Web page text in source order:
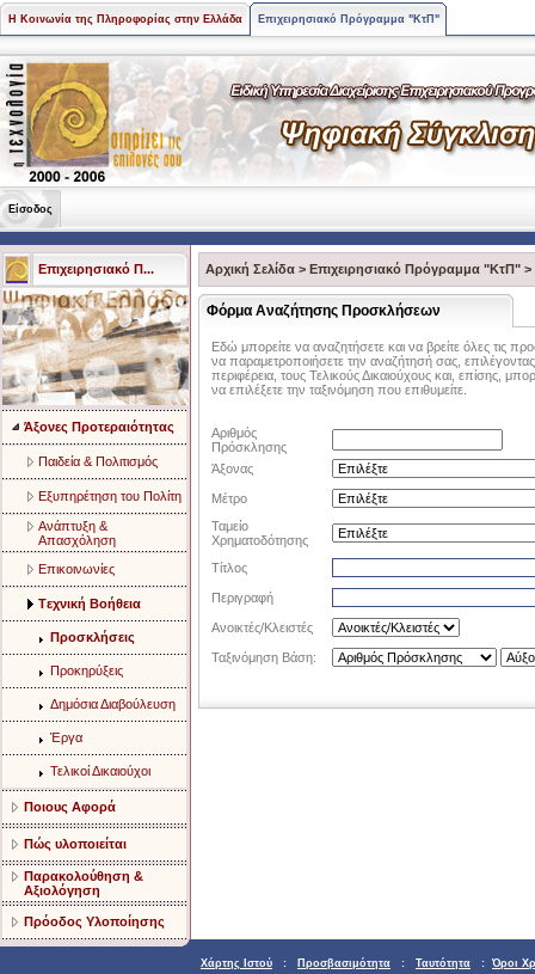
Η Κοινωνία της Πληροφορίας στην Ελλάδα Επιχειρησιακό Πρόγραμμα "ΚτΠ"
Είσοδος
Επιχειρησιακό Π...
Άξονες Προτεραιότητας
Παιδεία & Πολιτισμός
Eξυπηρέτηση του Πολίτη
Aνάπτυξη &
Aπασχόληση
Eπικοινωνίες
Tεχνική Bοήθεια
Προσκλήσεις
Προκηρύξεις
Δημόσια Διαβούλευση
Έργα
Τελικοί Δικαιούχοι
Ποιους Αφορά
Πώς υλοποιείται
Παρακολούθηση &
Αξιολόγηση
Πρόοδος Υλοποίησης
Αρχική Σελίδα > Επιχειρησιακό Πρόγραμμα "ΚτΠ" >
Φόρμα Αναζήτησης Προσκλήσεων
Εδώ μπορείτε να αναζητήσετε και να βρείτε όλες τις
να παραμετροποιήσετε την αναζήτησή σας,
περιφέρεια, τους Τελικούς Δικαιούχους και, επίσης,
να επιλέξετε την ταξινόμηση που επιθυμείτε.
Αριθμός
Πρόσκλησης
Άξονας
Μέτρο
Ταμείο
Χρηματοδότησης
Τίτλος
Περιγραφή
Ανοικτές/Κλειστές
Ταξινόμηση Βάση:
Χάρτης Ιστού : Προσβασιμότητα : Ταυτότητα : Όροι